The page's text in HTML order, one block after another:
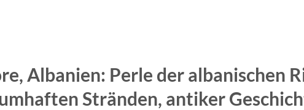
Albanien: Perle der albanischen
Stränden, antiker